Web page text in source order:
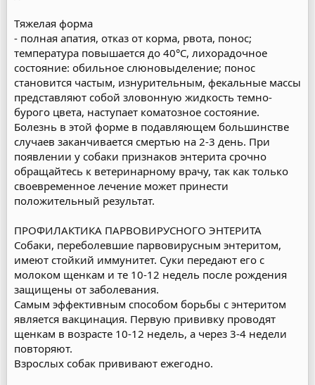
Тяжелая форма
- полная апатия, отказ от корма, рвота, понос;
температура повышается до 40°С, лихорадочное
состояние: обильное слюновыделение; понос
становится частым, изнурительным, фекальные массы
представляют собой зловонную жидкость темно-
бурого цвета, наступает коматозное состояние.
Болезнь в этой форме в подавляющем большинстве
случаев заканчивается смертью на 2-3 день. При
появлении у собаки признаков энтерита срочно
обращайтесь к ветеринарному врачу, так как только
своевременное лечение может принести
положительный результат.
ПРОФИЛАКТИКА ПАРВОВИРУСНОГО ЭНТЕРИТА
Собаки, переболевшие парвовирусным энтеритом,
имеют стойкий иммунитет. Суки передают его с
молоком щенкам и те 10-12 недель после рождения
защищены от заболевания.
Самым эффективным способом борьбы с энтеритом
является вакцинация. Первую прививку проводят
щенкам в возрасте 10-12 недель, а через 3-4 недели
повторяют.
Взрослых собак прививают ежегодно.